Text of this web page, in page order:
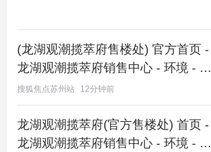
(龙湖观潮揽萃府售楼处) 官方首页 -
龙湖观潮揽萃府销售中心 - 环境 - 户
型 - 价格 - 地址 - 楼盘详情 - 电话 -
交房时间 - 配套 - 电话 - 交房时间
搜狐焦点苏州站 12分钟前
龙湖观潮揽萃府(官方售楼处) 首页 -
龙湖观潮揽萃府销售中心 - 环境 - 户